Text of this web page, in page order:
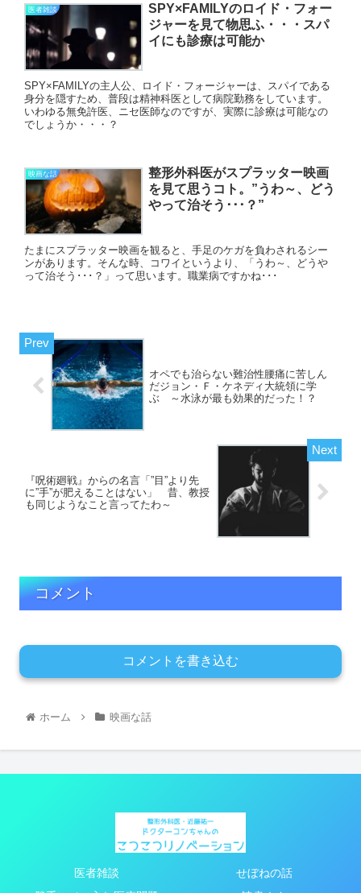
医者雑談
SPY×FAMILYのロイド・フォー
ジャーを見て物思ふ・・・スパ
イにも診療は可能か
SPY×FAMILYの主人公、ロイド・フォージャーは、スパイである
身分を隠すため、普段は精神科医として病院勤務をしています。
いわゆる無免許医、ニセ医師なのですが、実際に診療は可能なの
でしょうか・・・？
映画な話
整形外科医がスプラッター映画
を見て思うコト。”うわ～、どう
やって治そう･･･？”
たまにスプラッター映画を観ると、手足のケガを負わされるシー
ンがあります。そんな時、コワイというより、「うわ～、どうや
って治そう･･･？」って思います。職業病ですかね･･･
オペでも治らない難治性腰痛に苦しん
だジョン・Ｆ・ケネディ大統領に学
ぶ ～水泳が最も効果的だった！？
『呪術廻戦』からの名言「”目”より先
に”手”が肥えることはない」 昔、教授
も同じようなこと言ってたわ～
コメント
コメントを書き込む
ホーム 映画な話
医者雑談
せぼねの話